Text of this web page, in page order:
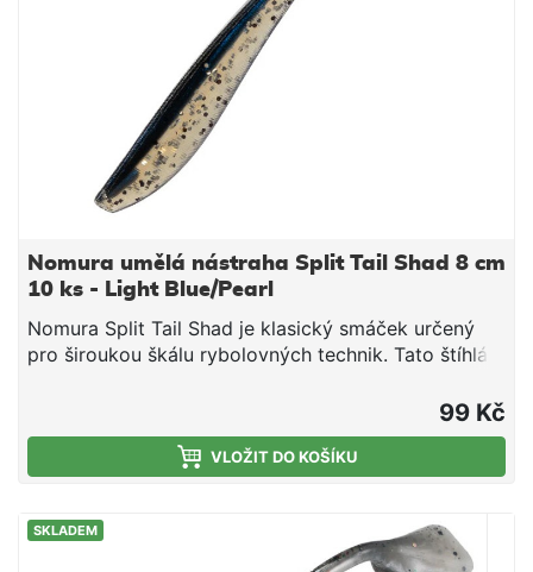
Nomura umělá nástraha Split Tail Shad 8 cm
10 ks - Light Blue/Pearl
Nomura Split Tail Shad je klasický smáček určený
pro široukou škálu rybolovných technik. Tato štíhlá
extrémně pohyblivá díky a měkkému materiálu a
velmi snadno se oživý i mírným pohybem špičky
prutu. Měkký materiál zaručí perfektní pohyblivost a
dokonalou prezentaci. Je ideální pro lov drop
nebo na moderních metodách jako je Texas nebo
Carolina rig. Nástrahy jsou před extruzí jemně
99 Kč
VLOŽIT DO KOŠÍKU
SKLADEM